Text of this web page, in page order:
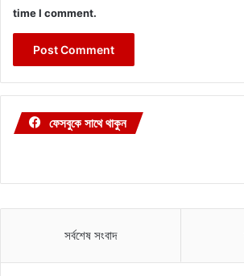
time I comment.
ফেসবুকে সাথে থাকুন
সর্বশেষ সংবাদ